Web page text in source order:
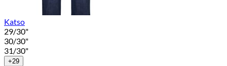
Katso
29/30"
30/30"
31/30"
+29